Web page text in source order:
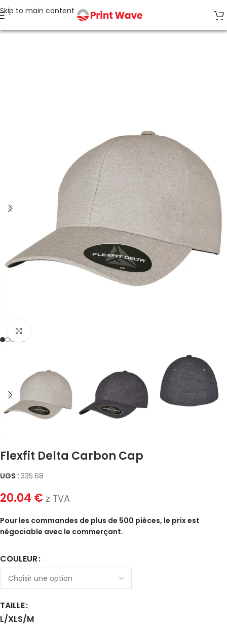
Skip to main content
Flexfit Delta Carbon Cap
UGS : 335.68
20.04 € z TVA
Pour les commandes de plus de 500 pièces, le prix est
négociable avec le commerçant.
COULEUR
TAILLE
L/XLS/M